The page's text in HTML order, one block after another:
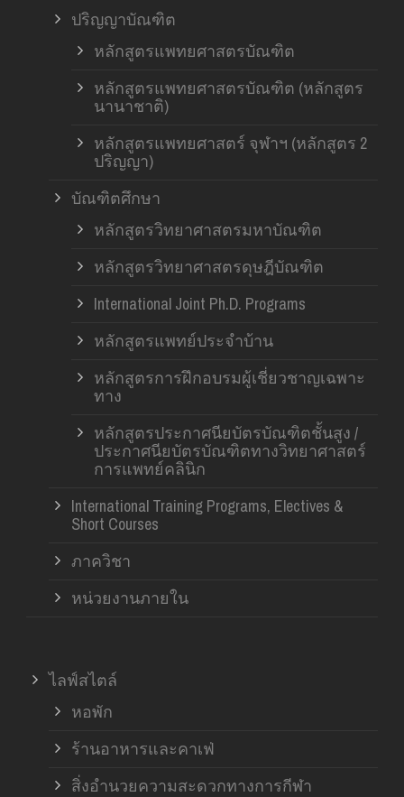
ปริญญาบัณฑิต
หลักสูตรแพทยศาสตรบัณฑิต
หลักสูตรแพทยศาสตรบัณฑิต (หลักสูตร
นานาชาติ)
หลักสูตรแพทยศาสตร์ จุฬาฯ (หลักสูตร 2
ปริญญา)
บัณฑิตศึกษา
หลักสูตรวิทยาศาสตรมหาบัณฑิต
หลักสูตรวิทยาศาสตรดุษฎีบัณฑิต
International Joint Ph.D. Programs
หลักสูตรแพทย์ประจำบ้าน
หลักสูตรการฝึกอบรมผู้เชี่ยวชาญเฉพาะ
ทาง
หลักสูตรประกาศนียบัตรบัณฑิตชั้นสูง /
ประกาศนียบัตรบัณฑิตทางวิทยาศาสตร์
การแพทย์คลินิก
International Training Programs, Electives &
Short Courses
ภาควิชา
หน่วยงานภายใน
ไลฟ์สไตล์
หอพัก
ร้านอาหารและคาเฟ่
สิ่งอำนวยความสะดวกทางการกีฬา